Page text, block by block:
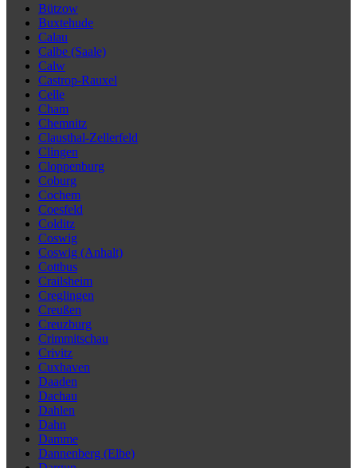
Bützow
Buxtehude
Calau
Calbe (Saale)
Calw
Castrop-Rauxel
Celle
Cham
Chemnitz
Clausthal-Zellerfeld
Clingen
Cloppenburg
Coburg
Cochem
Coesfeld
Colditz
Coswig
Coswig (Anhalt)
Cottbus
Crailsheim
Creglingen
Creußen
Creuzburg
Crimmitschau
Crivitz
Cuxhaven
Daaden
Dachau
Dahlen
Dahn
Damme
Dannenberg (Elbe)